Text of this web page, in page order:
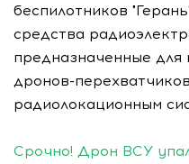
беспилотников
средства
предназначенные для
дронов-
радиолокационным
Срочно! Дрон ВСУ